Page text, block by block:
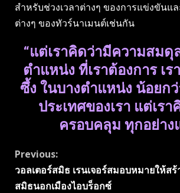
สำหรับช่วงเวลาต่างๆ ของการแข่งขันแ
ต่างๆ ของทัวร์นาเมนต์เช่นกัน
“แต่เราคิดว่ามีความสมดุ
ตำแหน่ง ที่เราต้องการ เ
ซึ้ง ในบางตำแหน่ง น้อยก
ประเทศของเรา แต่เรา
ครอบคลุม ทุกอย่าง
Continue
Reading
Previous:
วอลเตอร์สมิธ เรนเจอร์สมอบหมายให้ส
สมิธนอกเมืองไอบร็อกซ์